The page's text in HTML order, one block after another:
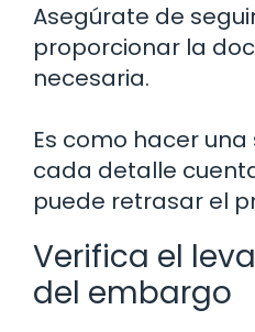
Asegúrate de
proporcionar la
necesaria.
Es como hacer
cada detalle
puede retrasar el
Verifica el
del embargo